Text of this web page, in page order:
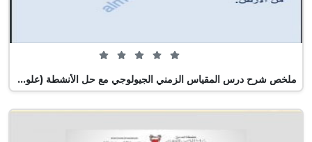
0 من 5 (0 تصويت)
ملخص شرح درس المقياس الزمني الجيولوجي مع حل الأنشطة (علوم) السابع